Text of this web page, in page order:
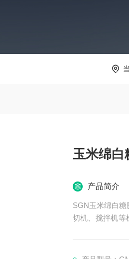
玉米绵白
产品简介
SGN玉米绵白
切机、搅拌机等